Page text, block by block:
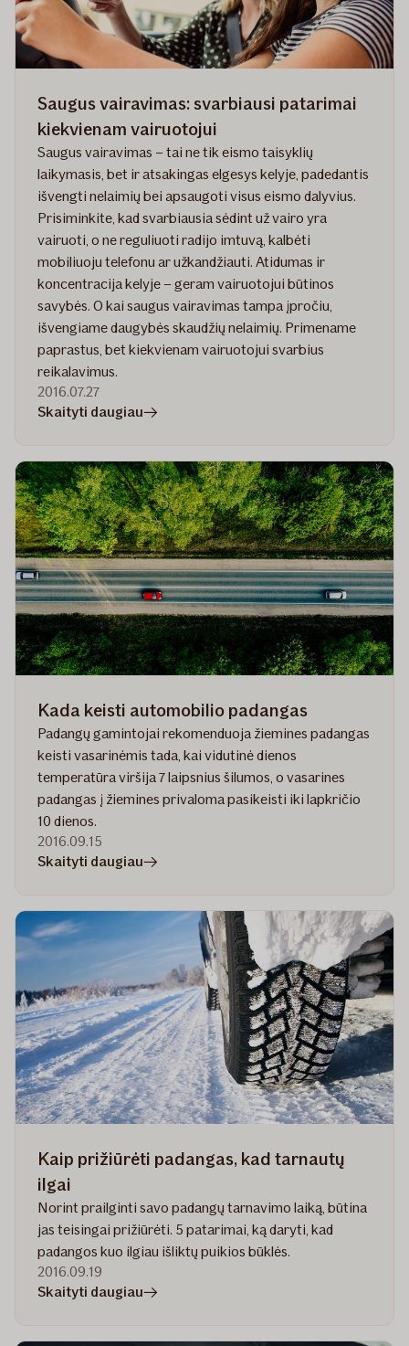
Saugus vairavimas: svarbiausi patarimai
kiekvienam vairuotojui
Saugus vairavimas – tai ne tik eismo taisyklių
laikymasis, bet ir atsakingas elgesys kelyje, padedantis
išvengti nelaimių bei apsaugoti visus eismo dalyvius.
Prisiminkite, kad svarbiausia sėdint už vairo yra
vairuoti, o ne reguliuoti radijo imtuvą, kalbėti
mobiliuoju telefonu ar užkandžiauti. Atidumas ir
koncentracija kelyje – geram vairuotojui būtinos
savybės. O kai saugus vairavimas tampa įpročiu,
išvengiame daugybės skaudžių nelaimių. Primename
paprastus, bet kiekvienam vairuotojui svarbius
reikalavimus.
2016.07.27
Skaityti daugiaustraipsnyje
svarbiausi
patarimai
kiekvienam
vairuotojui
Kada keisti automobilio padangas
Padangų gamintojai rekomenduoja žiemines padangas
keisti vasarinėmis tada, kai vidutinė dienos
temperatūra viršija 7 laipsnius šilumos, o vasarines
padangas į žiemines privaloma pasikeisti iki lapkričio
10 dienos.
2016.09.15
Skaityti daugiaustraipsnyje
automobilio
padangas
Kaip prižiūrėti padangas, kad tarnautų
ilgai
Norint prailginti savo padangų tarnavimo laiką, būtina
jas teisingai prižiūrėti. 5 patarimai, ką daryti, kad
padangos kuo ilgiau išliktų puikios būklės.
2016.09.19
Skaityti daugiaustraipsnyje